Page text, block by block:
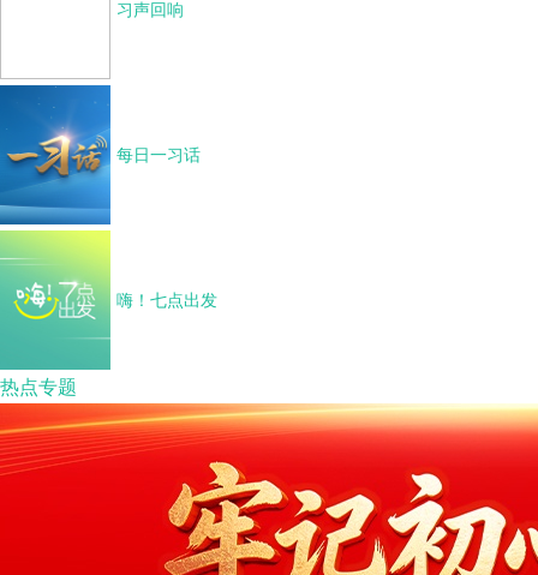
习声回响
每日一习话
嗨！七点出发
热点专题